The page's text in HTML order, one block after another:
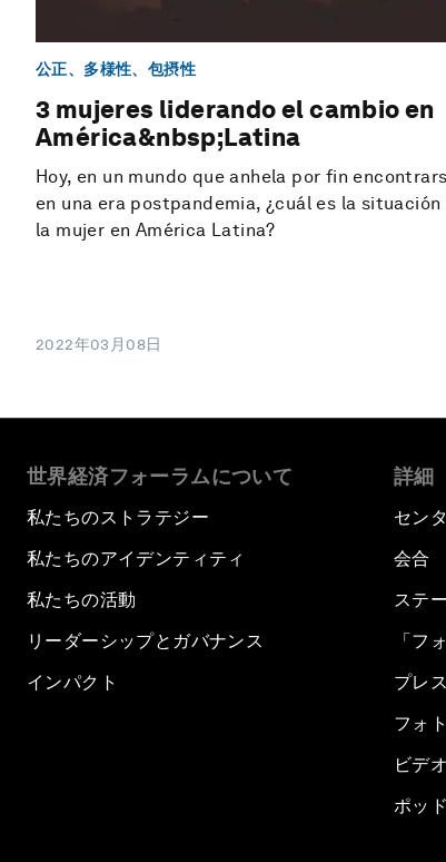
公正、多様性、包摂性
3 mujeres liderando el cambio en
América&nbsp;Latina
Hoy, en un mundo que anhela por fin
en una era postpandemia, ¿cuál es la situación
la mujer en América Latina?
2022年03月08日
世界経済フォーラムについて
私たちのストラテジー
私たちのアイデンティティ
私たちの活動
リーダーシップとガバナンス
インパクト
詳細
セン
会合
ステ
「フ
プレ
フォ
ビデオ
ポッ